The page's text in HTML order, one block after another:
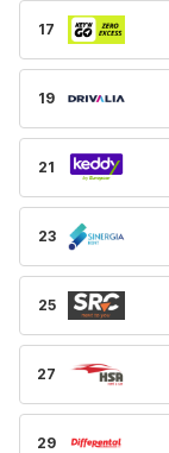
17
19
21
23
25
27
29